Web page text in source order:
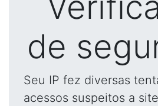
de
Seu IP fez diversas
acessos suspeitos a